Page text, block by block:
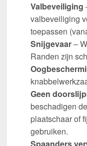
Valbeveiliging
valbeveiliging
toepassen
Snijgevaar–
Randen zijn
Geen
beschadigen
plaatschaar of
gebruiken.